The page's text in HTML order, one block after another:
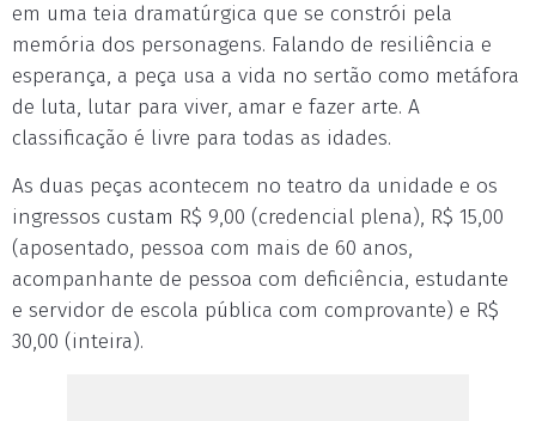
em uma teia dramatúrgica que se constrói pela
memória dos personagens. Falando de resiliência e
esperança, a peça usa a vida no sertão como metáfora
de luta, lutar para viver, amar e fazer arte. A
classificação é livre para todas as idades.
As duas peças acontecem no teatro da unidade e os
ingressos custam R$ 9,00 (credencial plena), R$ 15,00
(aposentado, pessoa com mais de 60 anos,
acompanhante de pessoa com deficiência, estudante
e servidor de escola pública com comprovante) e R$
30,00 (inteira).